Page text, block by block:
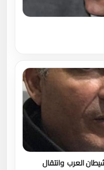
العرب وانتقال